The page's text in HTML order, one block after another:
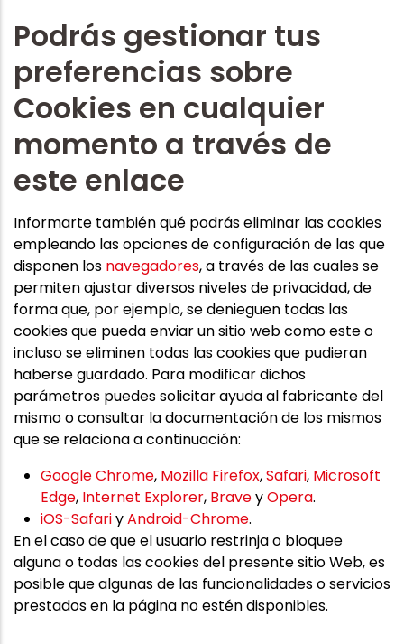
Podrás gestionar tus
preferencias sobre
Cookies en cualquier
momento a través de
este enlace
Informarte también qué podrás eliminar las cookies
empleando las opciones de configuración de las que
disponen los navegadores, a través de las cuales se
permiten ajustar diversos niveles de privacidad, de
forma que, por ejemplo, se denieguen todas las
cookies que pueda enviar un sitio web como este o
incluso se eliminen todas las cookies que pudieran
haberse guardado. Para modificar dichos
parámetros puedes solicitar ayuda al fabricante del
mismo o consultar la documentación de los mismos
que se relaciona a continuación:
Google Chrome, Mozilla Firefox,Safari, Microsoft
Edge, Internet Explorer, BraveyOpera.
iOS-SafariyAndroid-Chrome.
En el caso de que el usuario restrinja o bloquee
alguna o todas las cookies del presente sitio Web, es
posible que algunas de las funcionalidades o servicios
prestados en la página no estén disponibles.